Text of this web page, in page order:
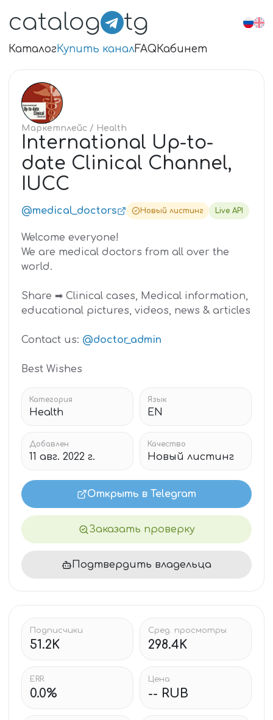
catalog tg
КаталогКупить каналFAQКабинет
IN
Маркетплейс / Health
International Up-to-
date Clinical Channel,
IUCC
@medical_doctors Новый листинг Live API
Welcome everyone!
We are medical doctors from all over the
world.
Share ➡ Clinical cases, Medical information,
educational pictures, videos, news & articles
Contact us: @doctor_admin
Best Wishes
Категория
Health
Язык
EN
Добавлен
11 авг. 2022 г.
Качество
Новый листинг
Открыть в Telegram
Заказать проверку
Подтвердить владельца
Подписчики
51.2K
Сред. просмотры
298.4K
ERR
0.0%
Цена
-- RUB